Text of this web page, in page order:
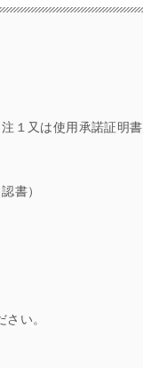
１又は使用承諾証明書
書）
い。